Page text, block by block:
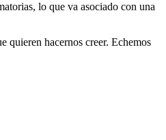
lo que va asociado con una
quieren hacernos creer. Echemos